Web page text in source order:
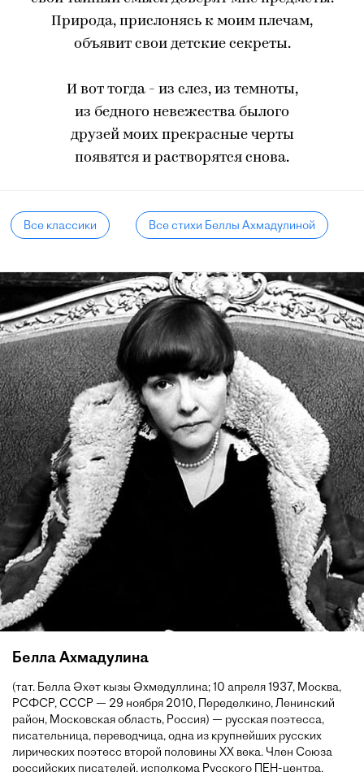
Природа, прислонясь к моим плечам,
объявит свои детские секреты.
И вот тогда - из слез, из темноты,
из бедного невежества былого
друзей моих прекрасные черты
появятся и растворятся снова.
Все классики Все стихи Беллы Ахмадулиной
Белла Ахмадулина
(тат. Белла Әхәт кызы Әхмәдуллина; 10 апреля 1937, Москва,
РСФСР, СССР — 29 ноября 2010, Переделкино, Ленинский
район, Московская область, Россия) — русская поэтесса,
писательница, переводчица, одна из крупнейших русских
лирических поэтесс второй половины XX века. Член Союза
российских писателей, исполкома Русского ПЕН-центра,